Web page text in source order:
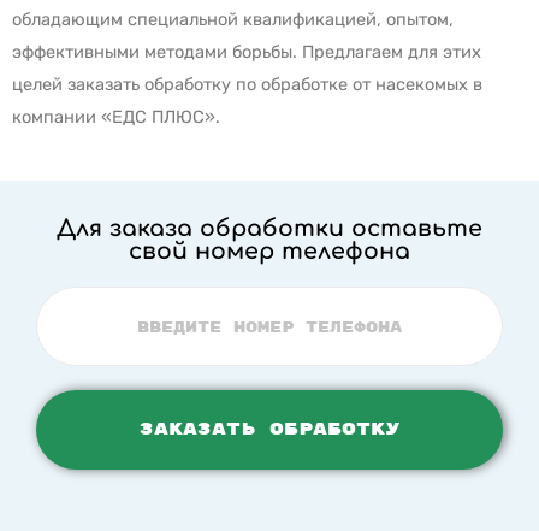
обладающим специальной квалификацией, опытом,
эффективными методами борьбы. Предлагаем для этих
целей заказать обработку по обработке от насекомых в
компании «ЕДС ПЛЮС».
Для заказа обработки оставьте
свой номер телефона